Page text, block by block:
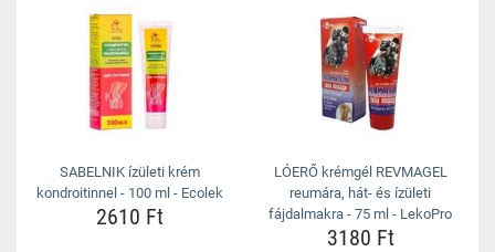
SABELNIK ízületi krém
kondroitinnel - 100 ml - Ecolek
2610 Ft
LÓERŐ krémgél REVMAGEL
reumára, hát- és ízületi
fájdalmakra - 75 ml - LekoPro
3180 Ft